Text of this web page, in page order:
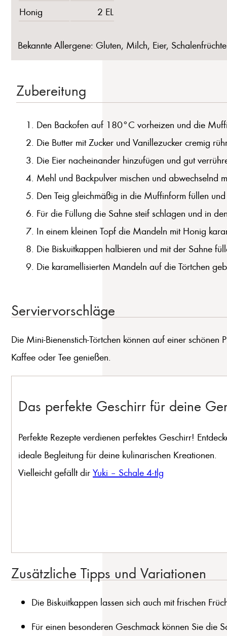
Honig
2 EL
Bekannte Allergene: Gluten, Milch, Eier, Schalenfrüchte
Zubereitung
Den Backofen auf 180°C vorheizen und die
Die Butter mit Zucker und Vanillezucker cremig
Die Eier nacheinander hinzufügen und gut
Mehl und Backpulver mischen und abwechselnd
Den Teig gleichmäßig in die Muffinform füllen
Für die Füllung die Sahne steif schlagen und in
In einem kleinen Topf die Mandeln mit Honig
Die Biskuitkappen halbieren und mit der Sahne
Die karamellisierten Mandeln auf die Törtchen
Serviervorschläge
Die Mini-Bienenstich-Törtchen können auf einer
Kaffee oder Tee genießen.
Das perfekte Geschirr für deine
Perfekte Rezepte verdienen perfektes Geschirr!
ideale Begleitung für deine kulinarischen Kreationen.
Vielleicht gefällt dir Yuki – Schale 4-tlg
Zusätzliche Tipps und Variationen
Die Biskuitkappen lassen sich auch mit frischen
Für einen besonderen Geschmack können Sie die